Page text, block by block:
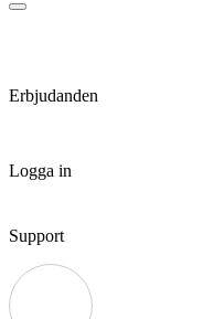
Erbjudanden
Logga in
Support